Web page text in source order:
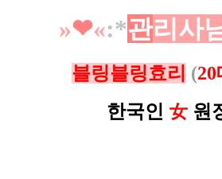
»❤︎«:*관리사
블링블링효리 (
한국인 女 원